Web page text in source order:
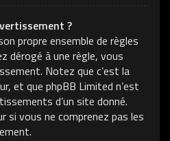
?
propre ensemble de règles
dérogé à une règle, vous
Notez que c’est la
et que phpBB Limited n’est
d’un site donné.
si vous ne comprenez pas les